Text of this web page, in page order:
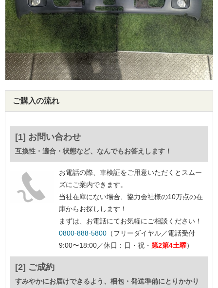
ご購入の流れ
[1] お問い合わせ
互換性・適合・状態など、なんでもお答えします！
お電話の際、車検証をご用意いただくとスムー
ズにご案内できます。
当社在庫にない場合、協力会社様の10万点の在
庫からお探しします！
まずは、お電話にてお気軽にご相談ください！
0800-888-5800 （フリーダイヤル／電話受付
9:00〜18:00／休日：日・祝・ 第2第4土曜）
[2] ご成約
すみやかにお届けできるよう、梱包・発送準備にとりかかり